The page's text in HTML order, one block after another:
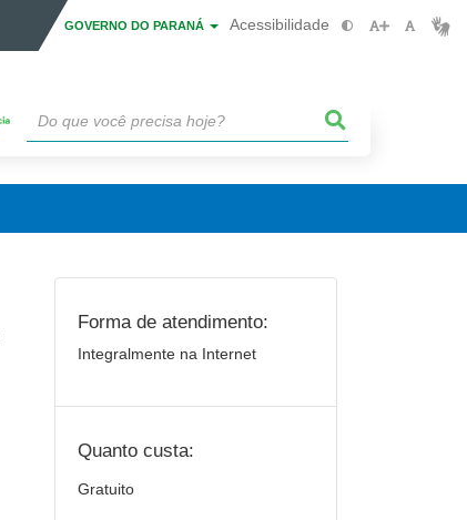
GOVERNO DO PARANÁ Acessibilidade
Forma de atendimento:
Integralmente na Internet
Quanto custa:
Gratuito